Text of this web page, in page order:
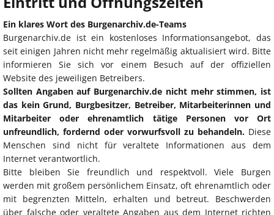
Ein klares Wort des Burgenarchiv.de-Teams
Burgenarchiv.de ist ein kostenloses Informationsangebot, das
seit einigen Jahren nicht mehr regelmäßig aktualisiert wird. Bitte
informieren Sie sich vor einem Besuch auf der offiziellen
Website des jeweiligen Betreibers.
Sollten Angaben auf Burgenarchiv.de nicht mehr stimmen, ist
das kein Grund, Burgbesitzer, Betreiber, Mitarbeiterinnen und
Mitarbeiter oder ehrenamtlich tätige Personen vor Ort
unfreundlich, fordernd oder vorwurfsvoll zu behandeln. Diese
Menschen sind nicht für veraltete Informationen aus dem
Internet verantwortlich.
Bitte bleiben Sie freundlich und respektvoll. Viele Burgen
werden mit großem persönlichem Einsatz, oft ehrenamtlich oder
mit begrenzten Mitteln, erhalten und betreut. Beschwerden
über falsche oder veraltete Angaben aus dem Internet richten